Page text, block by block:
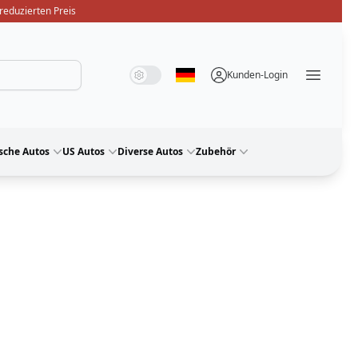
Preis
Systemmodus
Lichtmodus
Dunkelmodus
Sprache auswählen
Kunden-Login Menü
Autos US Autos Diverse Autos Zubehör